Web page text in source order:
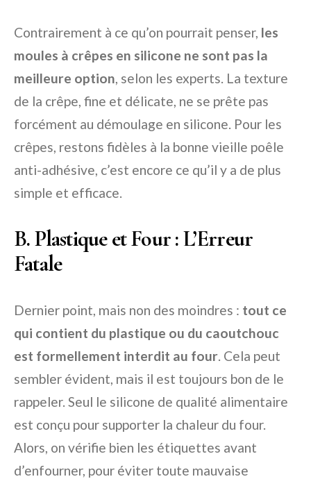
Contrairement à ce qu’on pourrait penser, les
moules à crêpes en silicone ne sont pas la
meilleure option , selon les experts. La texture
de la crêpe, fine et délicate, ne se prête pas
forcément au démoulage en silicone. Pour les
crêpes, restons fidèles à la bonne vieille poêle
anti-adhésive, c’est encore ce qu’il y a de plus
simple et efficace.
B. Plastique et Four : L’Erreur
Fatale
Dernier point, mais non des moindres : tout ce
qui contient du plastique ou du caoutchouc
est formellement interdit au four . Cela peut
sembler évident, mais il est toujours bon de le
rappeler. Seul le silicone de qualité alimentaire
est conçu pour supporter la chaleur du four.
Alors, on vérifie bien les étiquettes avant
d’enfourner, pour éviter toute mauvaise